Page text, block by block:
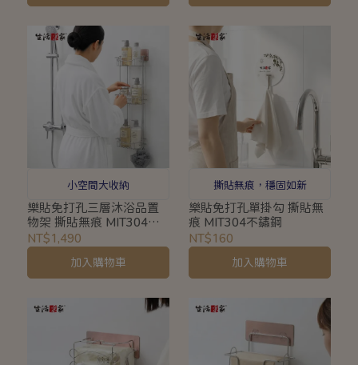
小空間大收納
樂貼免打孔三層沐浴品置
物架 撕貼無痕 MIT304不
鏽鋼
NT$1,490
加入購物車
撕貼無痕，穩固如新
樂貼免打孔單掛勾 撕貼無
痕 MIT304不鏽鋼
NT$160
加入購物車